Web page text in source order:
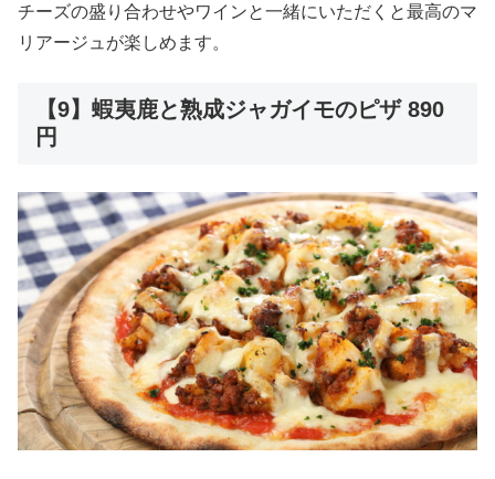
チーズの盛り合わせやワインと一緒にいただくと最高のマ
リアージュが楽しめます。
【9】蝦夷鹿と熟成ジャガイモのピザ 890
円